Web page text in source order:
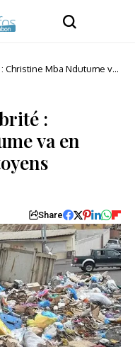
Christine Mba Ndutume va
:
va en
Share